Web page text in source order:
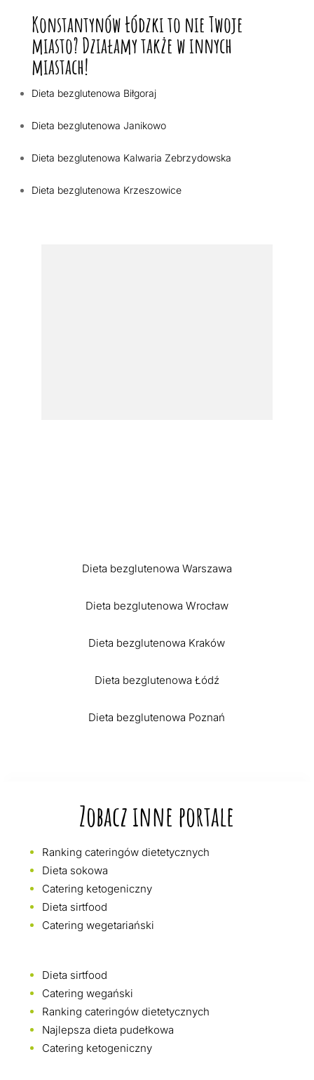
Konstantynów Łódzki to nie Twoje
miasto? Działamy także w innych
miastach!
Dieta bezglutenowa Biłgoraj
Dieta bezglutenowa Janikowo
Dieta bezglutenowa Kalwaria Zebrzydowska
Dieta bezglutenowa Krzeszowice
Dieta bezglutenowa Warszawa
Dieta bezglutenowa Wrocław
Dieta bezglutenowa Kraków
Dieta bezglutenowa Łódź
Dieta bezglutenowa Poznań
Zobacz inne portale
Ranking cateringów dietetycznych
Dieta sokowa
Catering ketogeniczny
Dieta sirtfood
Catering wegetariański
Dieta sirtfood
Catering wegański
Ranking cateringów dietetycznych
Najlepsza dieta pudełkowa
Catering ketogeniczny